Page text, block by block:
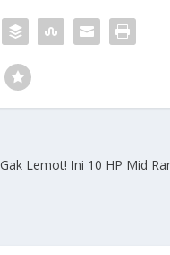
Gak Lemot! Ini 10 HP Mid